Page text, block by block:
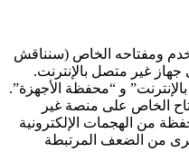
ومفتاحه الخاص (سنناقش
جهاز غير متصل بالإنترنت.
و “محفظة الأجهزة”.
الخاص على منصة غير
من الهجمات الإلكترونية
من الضعف المرتبطة